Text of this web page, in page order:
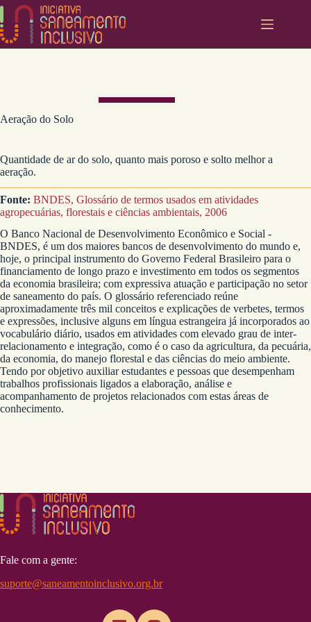
Pular
o
conteúdo
Aeração do Solo
Quantidade de ar do solo, quanto mais poroso e solto melhor a
aeração.
Fonte: BNDES, Glossário de termos usados em atividades
agropecuárias, florestais e ciências ambientais, 2006
O Banco Nacional de Desenvolvimento Econômico e Social -
BNDES, é um dos maiores bancos de desenvolvimento do mundo e,
hoje, o principal instrumento do Governo Federal Brasileiro para o
financiamento de longo prazo e investimento em todos os segmentos
da economia brasileira; com expressiva atuação e participação no setor
de saneamento do país. O glossário referenciado reúne
aproximadamente três mil conceitos e explicações de verbetes, termos
e expressões, inclusive alguns em língua estrangeira já incorporados ao
vocabulário diário, usados em atividades com elevado grau de inter-
relacionamento e integração, como é o caso da agricultura, da pecuária,
da economia, do manejo florestal e das ciências do meio ambiente.
Tendo por objetivo auxiliar estudantes e pessoas que desempenham
trabalhos profissionais ligados a elaboração, análise e
acompanhamento de projetos relacionados com estas áreas de
conhecimento.
Fale com a gente:
suporte@saneamentoinclusivo.org.br